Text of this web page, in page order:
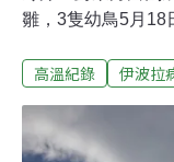
雛，3隻幼鳥5月18
但周邊有10餘隻流
防疫所說，針對
誘捕中，也呼籲大
高溫紀錄 伊波拉